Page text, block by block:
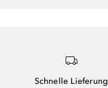
Schnelle Lieferung